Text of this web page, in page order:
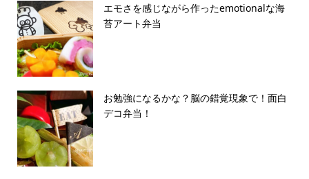
エモさを感じながら作ったemotionalな海
苔アート弁当
お勉強になるかな？脳の錯覚現象で！面白
デコ弁当！